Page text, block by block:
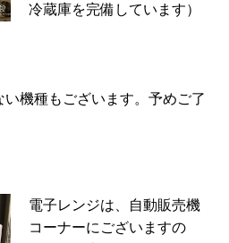
冷蔵庫を完備しています）
機種もございます。予めご了
電子レンジは、自動販売機
コーナーにございますの